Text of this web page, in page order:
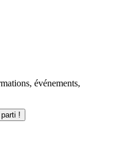
événements,
!